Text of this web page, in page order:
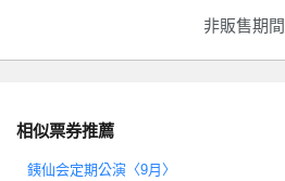
非販售期間
相似票券推薦
銕仙会定期公演〈9月〉